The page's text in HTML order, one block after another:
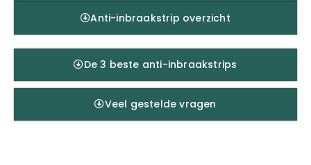
Anti-inbraakstrip overzicht
De 3 beste anti-inbraakstrips
Veel gestelde vragen